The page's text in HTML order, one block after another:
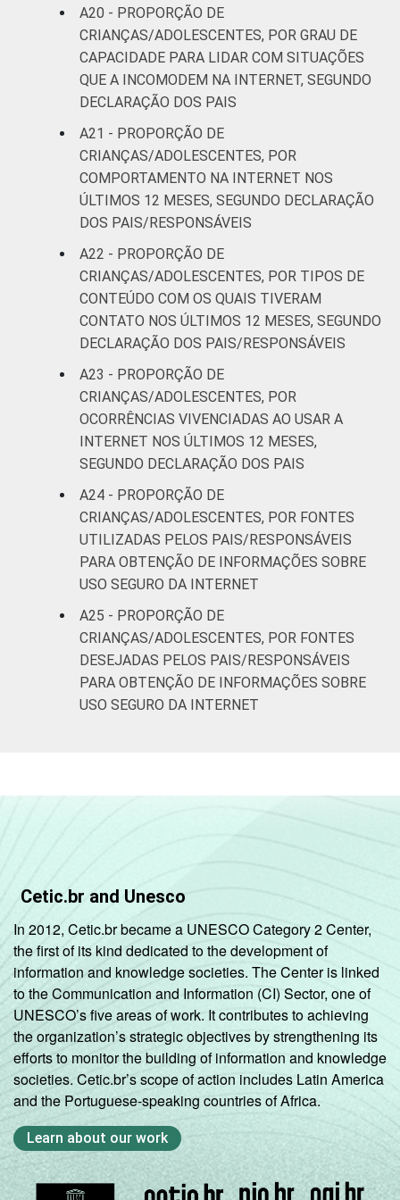
A20 - PROPORÇÃO DE
CRIANÇAS/ADOLESCENTES, POR GRAU DE
CAPACIDADE PARA LIDAR COM SITUAÇÕES
QUE A INCOMODEM NA INTERNET, SEGUNDO
DECLARAÇÃO DOS PAIS
A21 - PROPORÇÃO DE
CRIANÇAS/ADOLESCENTES, POR
COMPORTAMENTO NA INTERNET NOS
ÚLTIMOS 12 MESES, SEGUNDO DECLARAÇÃO
DOS PAIS/RESPONSÁVEIS
A22 - PROPORÇÃO DE
CRIANÇAS/ADOLESCENTES, POR TIPOS DE
CONTEÚDO COM OS QUAIS TIVERAM
CONTATO NOS ÚLTIMOS 12 MESES, SEGUNDO
DECLARAÇÃO DOS PAIS/RESPONSÁVEIS
A23 - PROPORÇÃO DE
CRIANÇAS/ADOLESCENTES, POR
OCORRÊNCIAS VIVENCIADAS AO USAR A
INTERNET NOS ÚLTIMOS 12 MESES,
SEGUNDO DECLARAÇÃO DOS PAIS
A24 - PROPORÇÃO DE
CRIANÇAS/ADOLESCENTES, POR FONTES
UTILIZADAS PELOS PAIS/RESPONSÁVEIS
PARA OBTENÇÃO DE INFORMAÇÕES SOBRE
USO SEGURO DA INTERNET
A25 - PROPORÇÃO DE
CRIANÇAS/ADOLESCENTES, POR FONTES
DESEJADAS PELOS PAIS/RESPONSÁVEIS
PARA OBTENÇÃO DE INFORMAÇÕES SOBRE
USO SEGURO DA INTERNET
Cetic.br and Unesco
In 2012, Cetic.br became a UNESCO Category 2 Center,
the first of its kind dedicated to the development of
information and knowledge societies. The Center is linked
to the Communication and Information (CI) Sector, one of
UNESCO’s five areas of work. It contributes to achieving
the organization’s strategic objectives by strengthening its
efforts to monitor the building of information and knowledge
societies. Cetic.br’s scope of action includes Latin America
and the Portuguese-speaking countries of Africa.
Learn about our work